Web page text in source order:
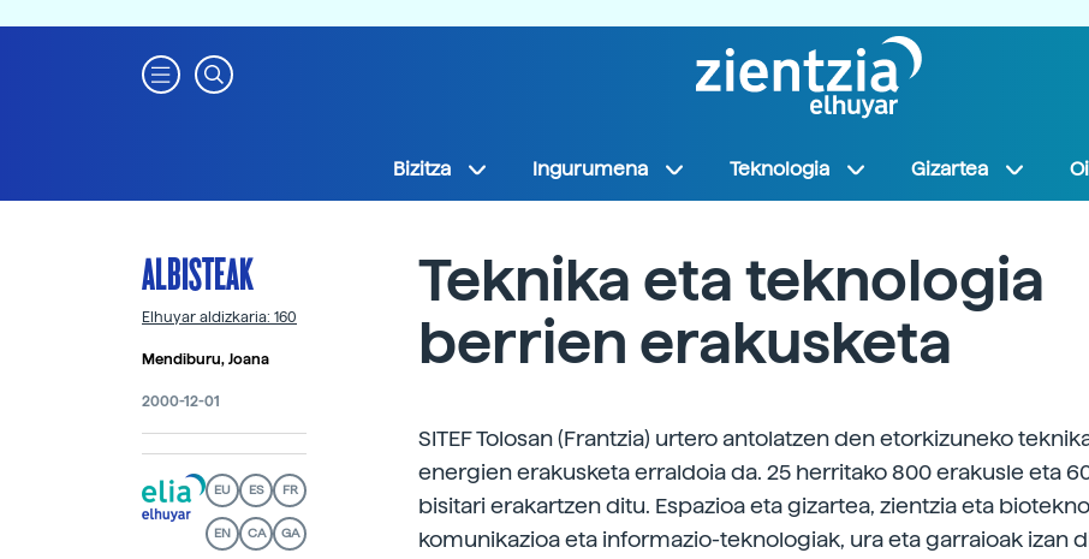
Bizitza Ingurumena Teknologia Gizartea
ALBISTEAK
Elhuyar aldizkaria: 160
Mendiburu, Joana
2000-12-01
EU ES FR
EN CA GA
Teknika eta teknologia
berrien erakusketa
SITEF Tolosan (Frantzia) urtero antolatzen den etorkizuneko
energien erakusketa erraldoia da. 25 herritako 800 erakusle eta
bisitari erakartzen ditu. Espazioa eta gizartea, zientzia eta
komunikazioa eta informazio-teknologiak, ura eta garraioak izan